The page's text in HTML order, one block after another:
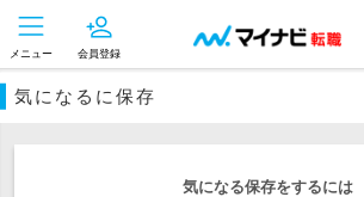
メニュー 会員登録
気になるに保存
気になる保存をするには